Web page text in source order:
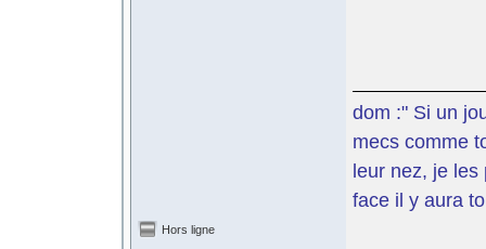
dom :" Si un
mecs comme
leur nez, je les
face il y aura
Hors ligne